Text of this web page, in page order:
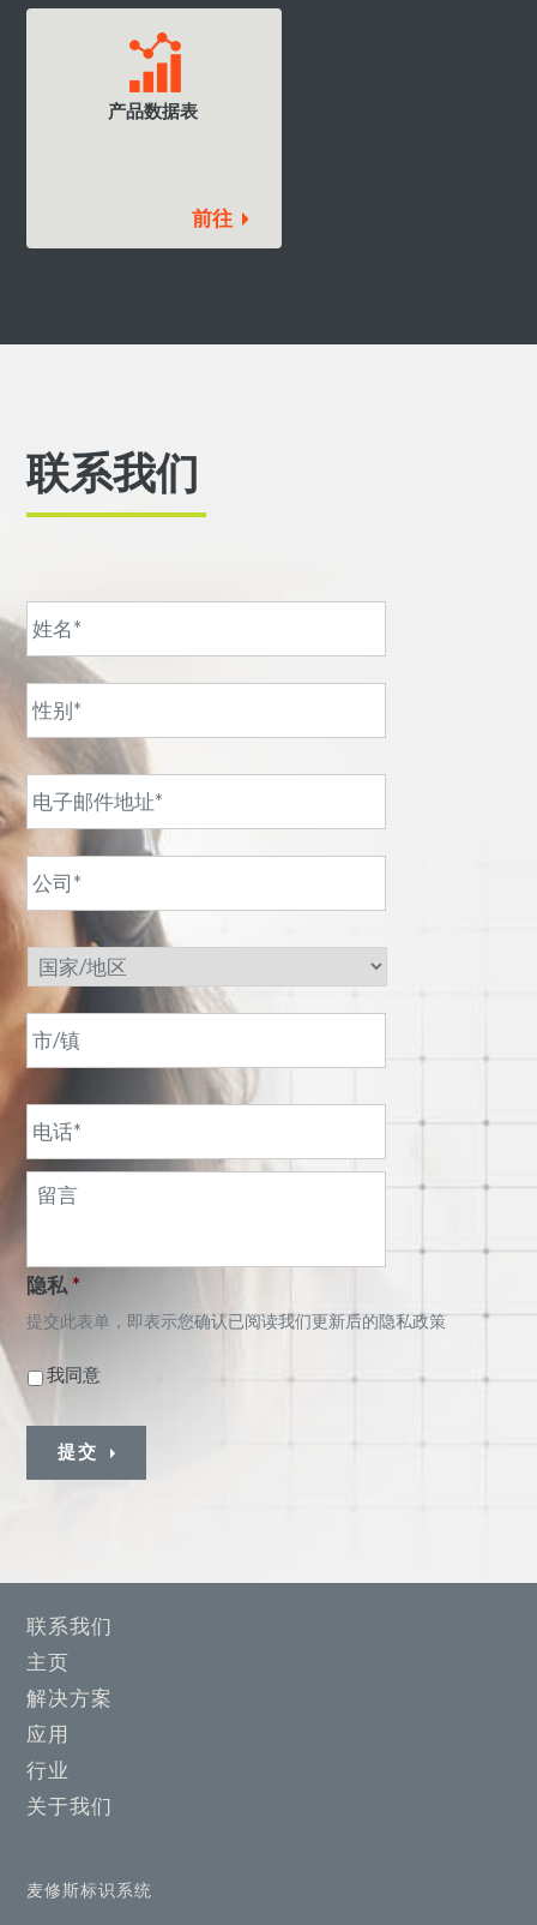
产品数据表
前往
联系我们
字
*
姓
氏
*
电
子
邮
件
地
址
*
公
司
*
家/
地
区
市/
镇
话
*
邮
件
隐私 *
提交此表单，即表示您确认已阅读我们更新后的隐私政策
我同意
提交
联系我们
主页
解决方案
应用
行业
关于我们
麦修斯标识系统